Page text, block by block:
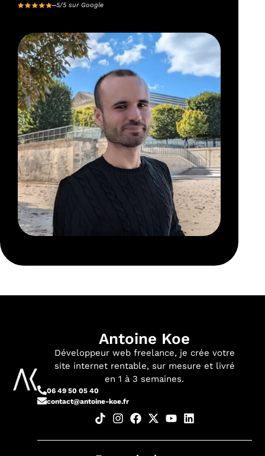
5/5 sur Google
Antoine Koe
Développeur web freelance, je crée votre
site internet rentable, sur mesure et livré
en 1 à 3 semaines.
06 49 50 05 40
contact@antoine-koe.fr